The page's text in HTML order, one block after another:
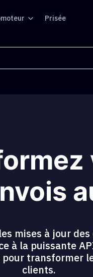
Prisée
mises à jour
à la puissante
transformer
clients.